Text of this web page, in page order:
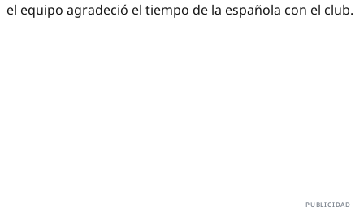
el equipo agradeció el tiempo de la española con el club.